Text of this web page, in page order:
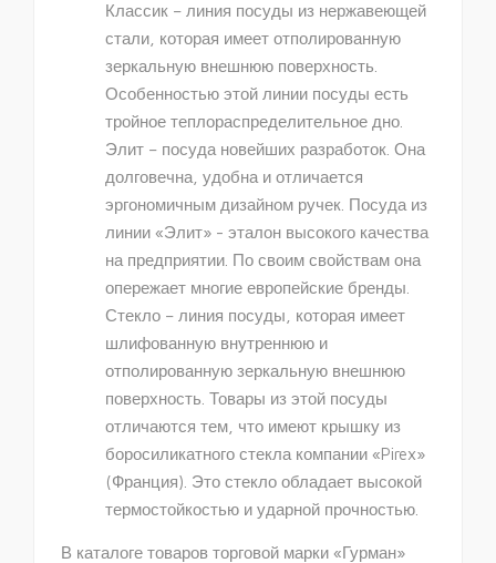
Классик – линия посуды из нержавеющей
стали, которая имеет отполированную
зеркальную внешнюю поверхность.
Особенностью этой линии посуды есть
тройное теплораспределительное дно.
Элит – посуда новейших разработок. Она
долговечна, удобна и отличается
эргономичным дизайном ручек. Посуда из
линии «Элит» - эталон высокого качества
на предприятии. По своим свойствам она
опережает многие европейские бренды.
Стекло – линия посуды, которая имеет
шлифованную внутреннюю и
отполированную зеркальную внешнюю
поверхность. Товары из этой посуды
отличаются тем, что имеют крышку из
боросиликатного стекла компании «Pirex»
(Франция). Это стекло обладает высокой
термостойкостью и ударной прочностью.
В каталоге товаров торговой марки «Гурман»